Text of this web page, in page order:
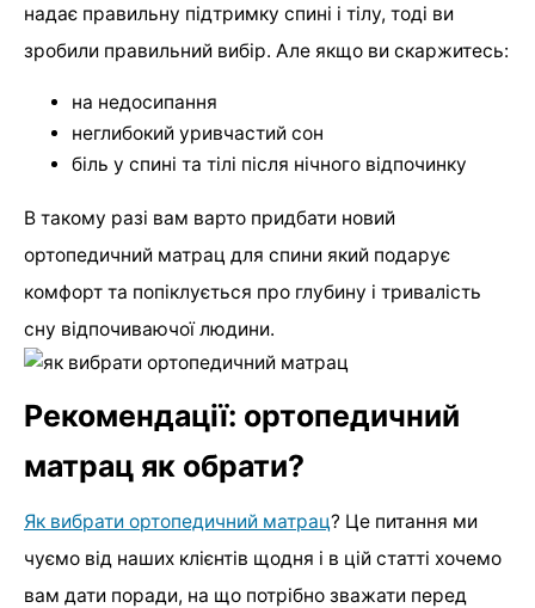
надає правильну підтримку спині і тілу, тоді ви
зробили правильний вибір. Але якщо ви скаржитесь:
на недосипання
неглибокий уривчастий сон
біль у спині та тілі після нічного відпочинку
В такому разі вам варто придбати новий
ортопедичний матрац для спини який подарує
комфорт та попіклується про глубину і тривалість
сну відпочиваючої людини.
Рекомендації: ортопедичний
матрац як обрати?
Як вибрати ортопедичний матрац? Це питання ми
чуємо від наших клієнтів щодня і в цій статті хочемо
вам дати поради, на що потрібно зважати перед